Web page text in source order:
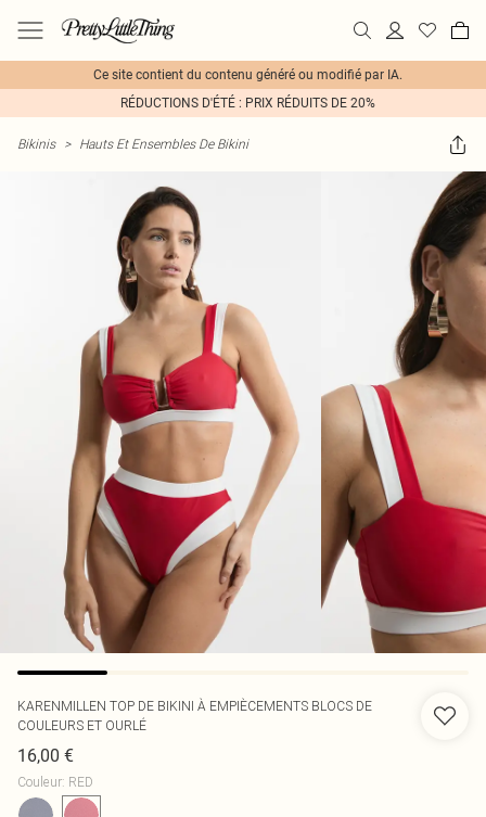
Ce site contient du contenu généré ou modifié par IA.
RÉDUCTIONS D'ÉTÉ : PRIX RÉDUITS DE 20%
Bikinis > Hauts Et Ensembles De Bikini
KARENMILLEN TOP DE BIKINI À EMPIÈCEMENTS BLOCS DE
COULEURS ET OURLÉ
16,00 €
Couleur: RED